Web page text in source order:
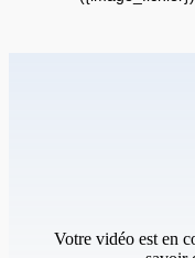
Votre vidéo est en